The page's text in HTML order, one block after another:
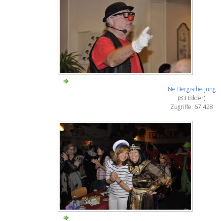
Ne Bergische Jung
(83 Bilder)
Zugriffe: 67.428